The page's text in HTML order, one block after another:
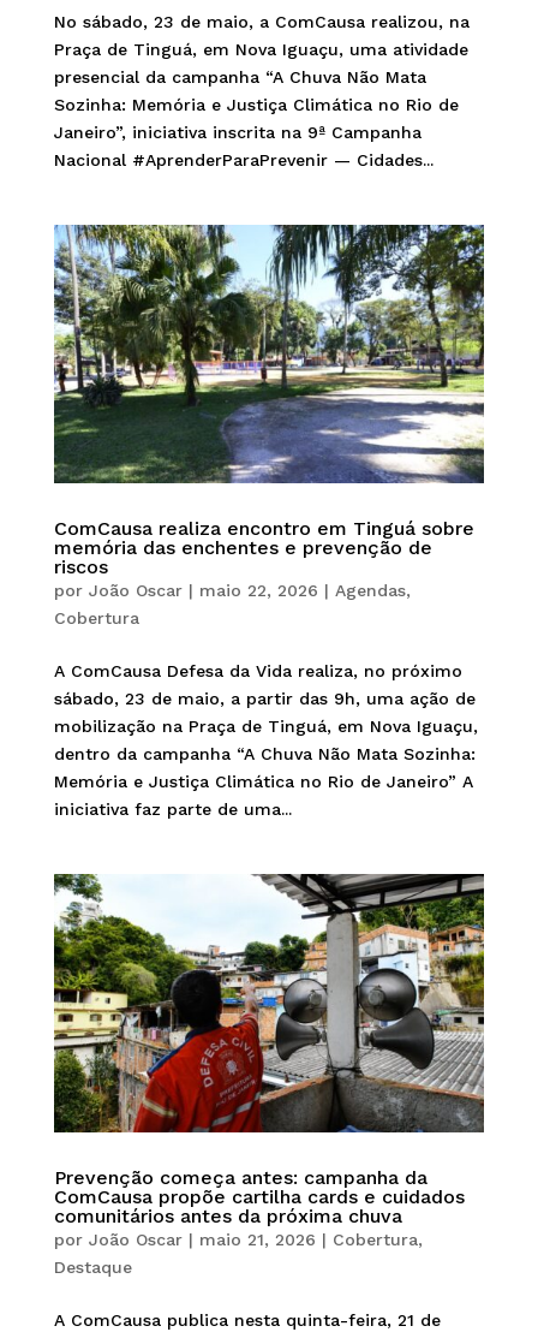
No sábado, 23 de maio, a ComCausa realizou, na
Praça de Tinguá, em Nova Iguaçu, uma atividade
presencial da campanha “A Chuva Não Mata
Sozinha: Memória e Justiça Climática no Rio de
Janeiro”, iniciativa inscrita na 9ª Campanha
Nacional #AprenderParaPrevenir — Cidades...
ComCausa realiza encontro em Tinguá sobre
memória das enchentes e prevenção de
riscos
por João Oscar| maio 22, 2026 | Agendas,
Cobertura
A ComCausa Defesa da Vida realiza, no próximo
sábado, 23 de maio, a partir das 9h, uma ação de
mobilização na Praça de Tinguá, em Nova Iguaçu,
dentro da campanha “A Chuva Não Mata Sozinha:
Memória e Justiça Climática no Rio de Janeiro” A
iniciativa faz parte de uma...
Prevenção começa antes: campanha da
ComCausa propõe cartilha cards e cuidados
comunitários antes da próxima chuva
por João Oscar| maio 21, 2026 | Cobertura,
Destaque
A ComCausa publica nesta quinta-feira, 21 de